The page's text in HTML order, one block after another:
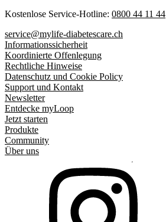
Kostenlose Service-Hotline: 0800 44 11 44
service@mylife-diabetescare.ch
Informationssicherheit
Koordinierte Offenlegung
Rechtliche Hinweise
Datenschutz und Cookie Policy
Support und Kontakt
Newsletter
Entdecke myLoop
Jetzt starten
Produkte
Community
Über uns